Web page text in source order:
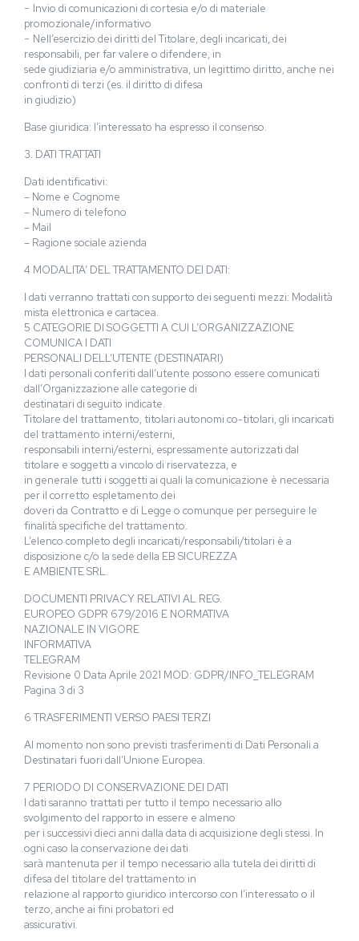
− Invio di comunicazioni di cortesia e/o di materiale
promozionale/informativo
− Nell’esercizio dei diritti del Titolare, degli incaricati, dei
responsabili, per far valere o difendere, in
sede giudiziaria e/o amministrativa, un legittimo diritto, anche nei
confronti di terzi (es. il diritto di difesa
in giudizio)
Base giuridica: l’interessato ha espresso il consenso.
3. DATI TRATTATI
Dati identificativi:
– Nome e Cognome
– Numero di telefono
– Mail
– Ragione sociale azienda
4 MODALITA’ DEL TRATTAMENTO DEI DATI:
I dati verranno trattati con supporto dei seguenti mezzi: Modalità
mista elettronica e cartacea.
5 CATEGORIE DI SOGGETTI A CUI L’ORGANIZZAZIONE
COMUNICA I DATI
PERSONALI DELL’UTENTE (DESTINATARI)
I dati personali conferiti dall’utente possono essere comunicati
dall’Organizzazione alle categorie di
destinatari di seguito indicate.
Titolare del trattamento, titolari autonomi co-titolari, gli incaricati
del trattamento interni/esterni,
responsabili interni/esterni, espressamente autorizzati dal
titolare e soggetti a vincolo di riservatezza, e
in generale tutti i soggetti ai quali la comunicazione è necessaria
per il corretto espletamento dei
doveri da Contratto e di Legge o comunque per perseguire le
finalità specifiche del trattamento.
L’elenco completo degli incaricati/responsabili/titolari è a
disposizione c/o la sede della EB SICUREZZA
E AMBIENTE SRL.
DOCUMENTI PRIVACY RELATIVI AL REG.
EUROPEO GDPR 679/2016 E NORMATIVA
NAZIONALE IN VIGORE
INFORMATIVA
TELEGRAM
Revisione 0 Data Aprile 2021 MOD: GDPR/INFO_TELEGRAM
Pagina 3 di 3
6 TRASFERIMENTI VERSO PAESI TERZI
Al momento non sono previsti trasferimenti di Dati Personali a
Destinatari fuori dall’Unione Europea.
7 PERIODO DI CONSERVAZIONE DEI DATI
I dati saranno trattati per tutto il tempo necessario allo
svolgimento del rapporto in essere e almeno
per i successivi dieci anni dalla data di acquisizione degli stessi. In
ogni caso la conservazione dei dati
sarà mantenuta per il tempo necessario alla tutela dei diritti di
difesa del titolare del trattamento in
relazione al rapporto giuridico intercorso con l’interessato o il
terzo, anche ai fini probatori ed
assicurativi.